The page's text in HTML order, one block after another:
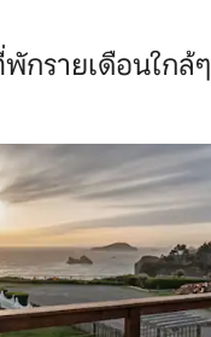
กรายเดือนใกล้ๆ